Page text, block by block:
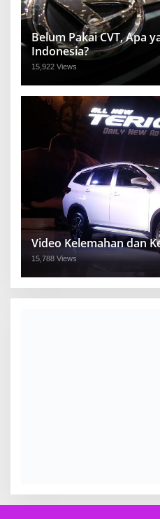
Belum Pakai CVT, Apa
Indonesia?
15,922 Views
Video Kelemahan dan
15,788 Views